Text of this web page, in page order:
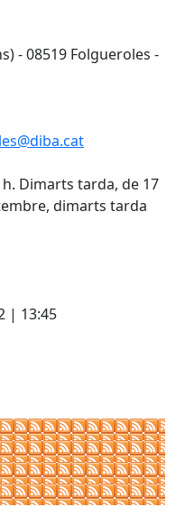
- 08519 Folgueroles -
Dimarts tarda, de 17
dimarts tarda
| 13:45